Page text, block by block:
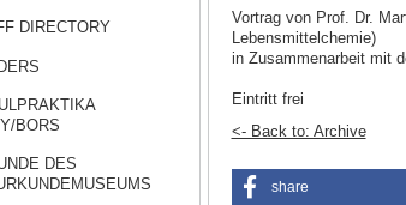
DIRECTORY
BORS
DES
Vortrag von Prof. Dr.
Lebensmittelchemie)
in Zusammenarbeit mit
Eintritt frei
<- Back to: Archive
share